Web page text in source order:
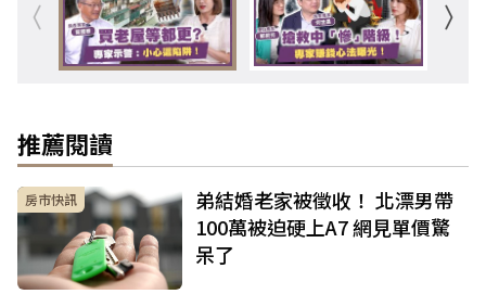
推薦閱讀
房市快訊
弟結婚老家被徵收！ 北漂男帶
100萬被迫硬上A7 網見單價驚
呆了